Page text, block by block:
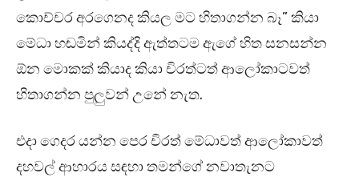
කොච්චර අරගෙනද කියල මට හිතාගන්න බෑ” කියා
මේධා හඬමින් කියද්දි ඇත්තටම ඇගේ හිත සනසන්න
ඕන මොකක් කියාද කියා චිරත්ටත් ආලෝකාටවත්
හිතාගන්න පුලුවන් උනේ නැත.
එදා ගෙදර යන්න පෙර චිරත් මේධාවත් ආලෝකාවත්
දහවල් ආහාරය සඳහා තමන්ගේ නවාතැනට